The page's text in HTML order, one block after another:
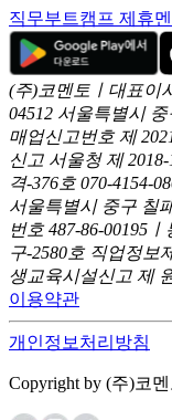
직무부트캠프 제휴
(주)코멘토ㅣ대표이
04512 서울특별시
매업신고번호 제
신고 서울청 제
격-376호 070-4154-
서울특별시 중구 칠
번호 487-86-00195
구-2580호 직업정보
생교육시설신고 제
이용약관
개인정보처리방침
Copyright by (주)코